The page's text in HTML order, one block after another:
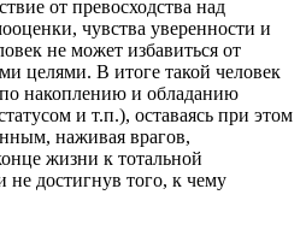
от превосходства над
чувства уверенности и
не может избавиться от
целями. В итоге такой человек
накоплению и обладанию
и т.п.), оставаясь при этом
наживая врагов,
жизни к тотальной
не достигнув того, к чему